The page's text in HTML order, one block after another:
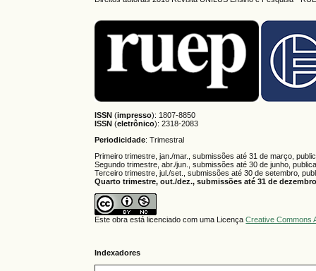
ISSN (impresso): 1807-8850
ISSN (eletrônico):2318-2083
Periodicidade: Trimestral
Primeiro trimestre, jan./mar., submissões até 31 de março,
Segundo trimestre, abr./jun., submissões até 30 de junho,
Terceiro trimestre, jul./set., submissões até 30 de setembro,
Quarto trimestre, out./dez., submissões até 31 de
Este obra está licenciado com uma LicençaCreative Commons
Indexadores